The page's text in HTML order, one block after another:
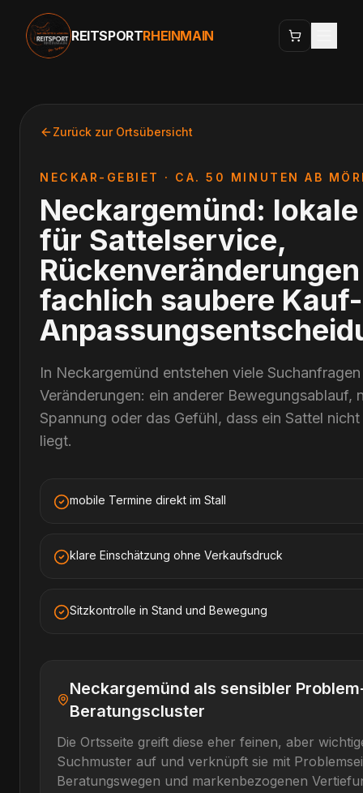
REITSPORTRHEINMAIN
Zurück zur Ortsübersicht
NECKAR-GEBIET · CA. 50 MINUTEN AB
Neckargemünd:
für Sattelservice,
fachlich saubere
In Neckargemünd entstehen viele
Veränderungen: ein anderer Bewegungsablauf,
Spannung oder das Gefühl, dass ein Sattel
liegt.
mobile Termine direkt im Stall
klare Einschätzung ohne Verkaufsdruck
Sitzkontrolle in Stand und Bewegung
Neckargemünd als sensibler
Beratungscluster
Die Ortsseite greift diese eher feinen, aber
Suchmuster auf und verknüpft sie mit
Beratungswegen und markenbezogenen